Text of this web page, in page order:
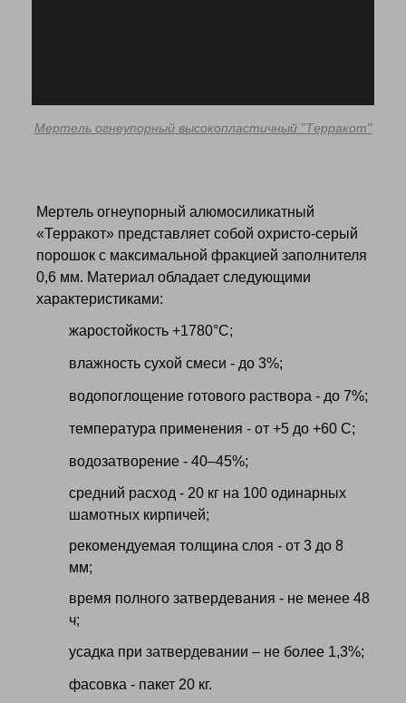
Мертель огнеупорный алюмосиликатный
«Терракот» представляет собой охристо-серый
порошок с максимальной фракцией заполнителя
0,6 мм. Материал обладает следующими
характеристиками:
жаростойкость +1780°С;
влажность сухой смеси - до 3%;
водопоглощение готового раствора - до 7%;
температура применения - от +5 до +60 С;
водозатворение - 40–45%;
средний расход - 20 кг на 100 одинарных
шамотных кирпичей;
рекомендуемая толщина слоя - от 3 до 8
мм;
время полного затвердевания - не менее 48
ч;
усадка при затвердевании – не более 1,3%;
фасовка - пакет 20 кг.
Мертель огнеупорный высокопластичный "Терракот"